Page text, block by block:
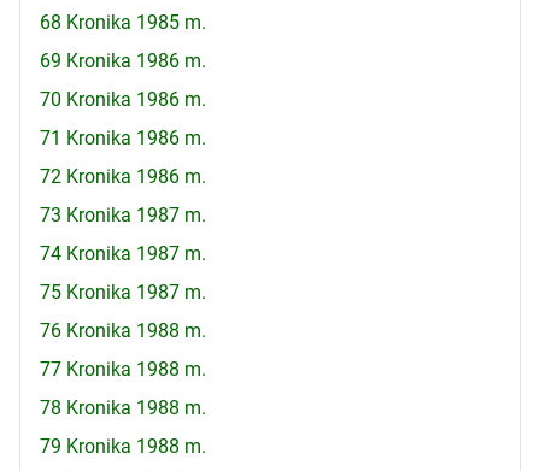
68 Kronika 1985 m.
69 Kronika 1986 m.
70 Kronika 1986 m.
71 Kronika 1986 m.
72 Kronika 1986 m.
73 Kronika 1987 m.
74 Kronika 1987 m.
75 Kronika 1987 m.
76 Kronika 1988 m.
77 Kronika 1988 m.
78 Kronika 1988 m.
79 Kronika 1988 m.